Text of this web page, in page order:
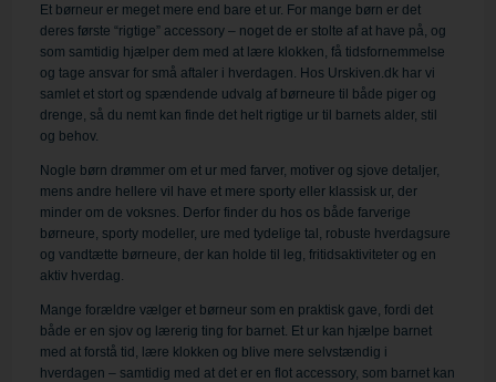
Et børneur er meget mere end bare et ur. For mange børn er det
deres første “rigtige” accessory – noget de er stolte af at have på, og
som samtidig hjælper dem med at lære klokken, få tidsfornemmelse
og tage ansvar for små aftaler i hverdagen. Hos Urskiven.dk har vi
samlet et stort og spændende udvalg af børneure til både piger og
drenge, så du nemt kan finde det helt rigtige ur til barnets alder, stil
og behov.
Nogle børn drømmer om et ur med farver, motiver og sjove detaljer,
mens andre hellere vil have et mere sporty eller klassisk ur, der
minder om de voksnes. Derfor finder du hos os både farverige
børneure, sporty modeller, ure med tydelige tal, robuste hverdagsure
og vandtætte børneure, der kan holde til leg, fritidsaktiviteter og en
aktiv hverdag.
Mange forældre vælger et børneur som en praktisk gave, fordi det
både er en sjov og lærerig ting for barnet. Et ur kan hjælpe barnet
med at forstå tid, lære klokken og blive mere selvstændig i
hverdagen – samtidig med at det er en flot accessory, som barnet kan